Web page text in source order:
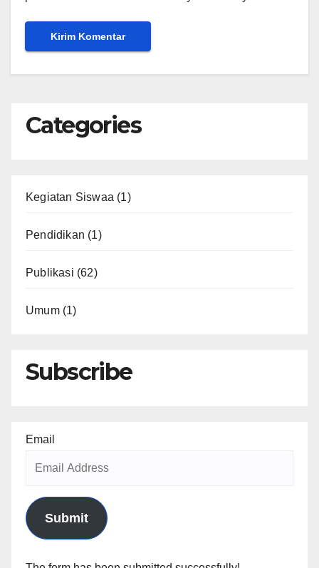
Categories
Kegiatan Siswaa (1)
Pendidikan (1)
Publikasi (62)
Umum(1)
Subscribe
Email
Submit